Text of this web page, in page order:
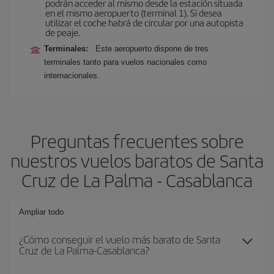
podrán acceder al mismo desde la estación situada
en el mismo aeropuerto (terminal 1). Si desea
utilizar el coche habrá de circular por una autopista
de peaje.
Terminales:
Este aeropuerto dispone de tres
terminales tanto para vuelos nacionales como
internacionales.
Preguntas frecuentes sobre
nuestros vuelos baratos de Santa
Cruz de La Palma - Casablanca
Ampliar todo
¿Cómo conseguir el vuelo más barato de Santa
Cruz de La Palma-Casablanca?